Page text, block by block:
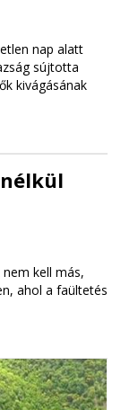
nap alatt
sújtotta
kivágásának
kell más,
ahol a faültetés